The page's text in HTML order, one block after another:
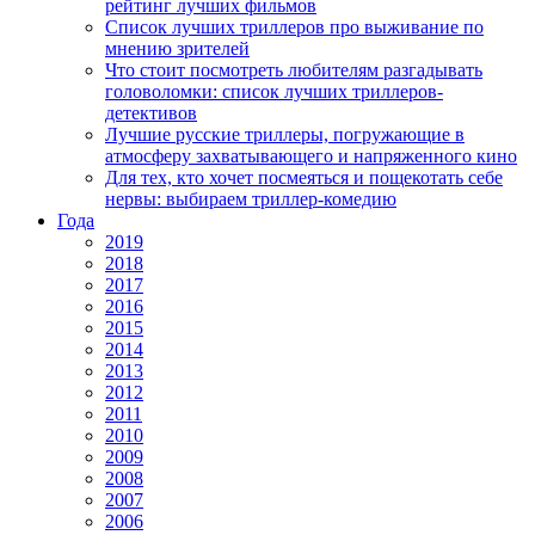
рейтинг лучших фильмов
Список лучших триллеров про выживание по
мнению зрителей
Что стоит посмотреть любителям разгадывать
головоломки: список лучших триллеров-
детективов
Лучшие русские триллеры, погружающие в
атмосферу захватывающего и напряженного кино
Для тех, кто хочет посмеяться и пощекотать себе
нервы: выбираем триллер-комедию
Года
2019
2018
2017
2016
2015
2014
2013
2012
2011
2010
2009
2008
2007
2006